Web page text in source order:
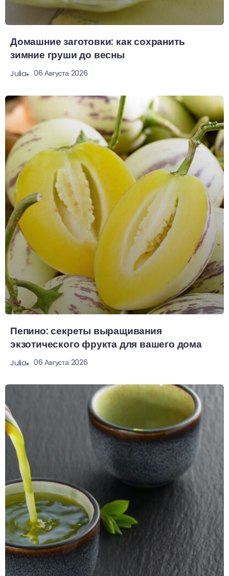
Домашние заготовки: как сохранить
зимние груши до весны
Julia 06 Августа 2026
Пепино: секреты выращивания
экзотического фрукта для вашего дома
Julia 06 Августа 2026